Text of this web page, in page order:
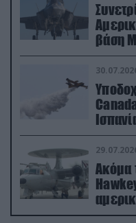
βάση
Ακόμα